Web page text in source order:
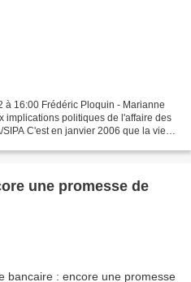
à 16:00 Frédéric Ploquin - Marianne
implications politiques de l'affaire des
C'est en janvier 2006 que la vie
une promesse de